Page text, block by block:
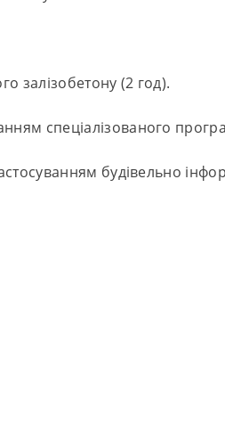
залізобетону (2 год).
спеціалізованого
будівельно